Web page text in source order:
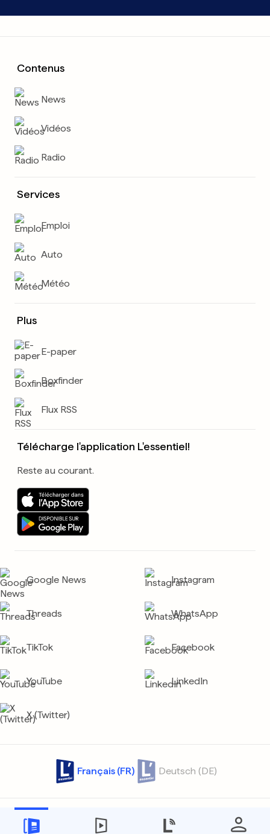
Contenus
News
Vidéos
Radio
Services
Emploi
Auto
Météo
Plus
E-paper
Boxfinder
Flux RSS
Télécharge l'application L'essentiel!
Reste au courant.
Google News Instagram
Threads WhatsApp
TikTok Facebook
YouTube LinkedIn
X (Twitter)
Français (FR) Deutsch (DE)
Protection des données